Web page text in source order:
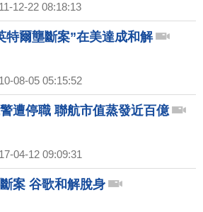
12-22 08:18:13
特爾壟斷案”在美達成和解
08-05 05:15:52
遭停職 聯航市值蒸發近百億
04-12 09:09:31
案 谷歌和解脫身